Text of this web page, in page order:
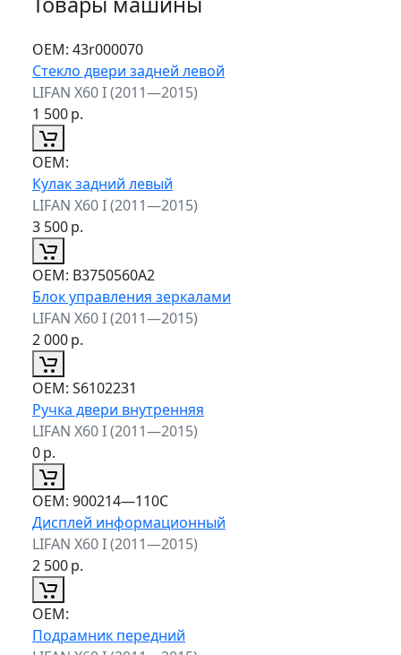
ОЕМ: 43r000070
Стекло двери задней левой
LIFAN X60 I (2011—2015)
1 500р.
ОЕМ:
Кулак задний левый
LIFAN X60 I (2011—2015)
3 500р.
ОЕМ: B3750560A2
Блок управления зеркалами
LIFAN X60 I (2011—2015)
2 000р.
ОЕМ: S6102231
Ручка двери внутренняя
LIFAN X60 I (2011—2015)
0р.
ОЕМ: 900214—110C
Дисплей информационный
LIFAN X60 I (2011—2015)
2 500р.
ОЕМ:
Подрамник передний